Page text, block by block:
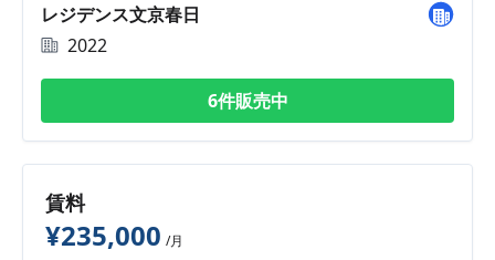
レジデンス文京春日
2022
6件販売中
賃料
¥235,000 /月